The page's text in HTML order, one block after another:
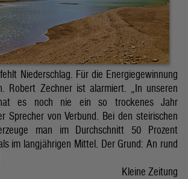
Niederschlag. Für die Energiegewinnung
Robert Zechner ist alarmiert. „In unseren
hat es noch nie ein so trockenes Jahr
Sprecher von Verbund. Bei den steirischen
man im Durchschnitt 50 Prozent
im langjährigen Mittel. Der Grund: An rund
Kleine Zeitung